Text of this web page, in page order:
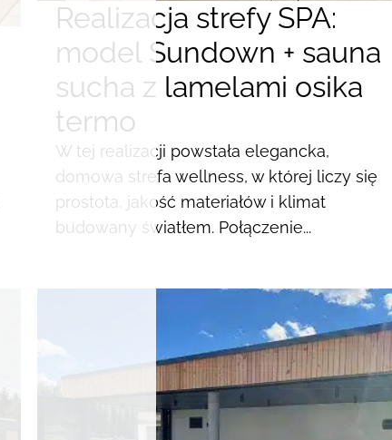
Realizacja strefy SPA:
model Sundown + sauna
sucha z lamelami osika
termo
W tej realizacji powstała elegancka,
domowa strefa wellness, w której liczy się
prostota, jakość materiałów i klimat
budowany światłem. Połączenie...